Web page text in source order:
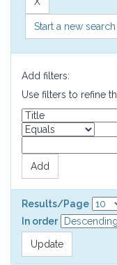
Start a new search
Add filters:
Use filters to refine
Results/Page
In order